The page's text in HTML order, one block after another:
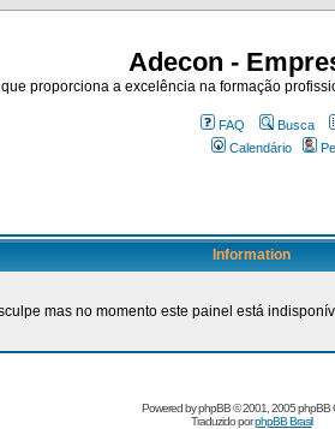
Adecon -
proporciona a excelência na formação
FAQ Busca
Calendário
Information
mas no momento este painel está
Powered byphpBB© 2001, 2005 phpBB
Traduzido porphpBB Brasil